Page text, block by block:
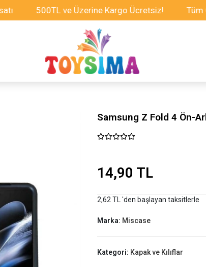
500TL ve Üzerine Kargo Ücretsiz! Tüm
Samsung Z Fold 4 Ön-
14,90 TL
2,62 TL 'den başlayan taksitlerle
Marka: Miscase
Kategori: Kapak ve Kılıflar